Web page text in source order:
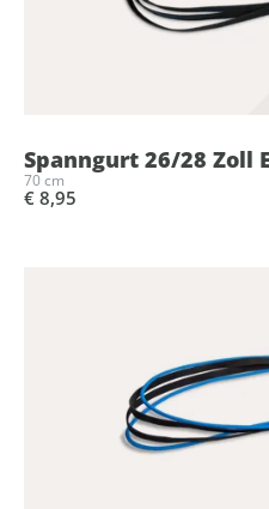
Spanngurt 26/28 Zoll
70 cm
€ 8,95